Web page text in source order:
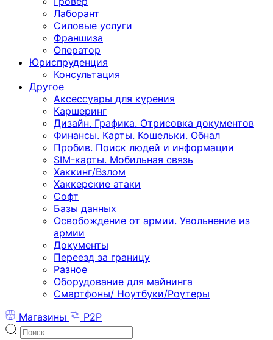
Лаборант
Силовые услуги
Франшиза
Оператор
Юриспруденция
Консультация
Другoе
Аксессуары для курения
Каршеринг
Дизайн. Графика. Отрисовка документов
Финансы. Карты. Кошельки. Обнал
Пробив. Поиск людей и информации
SIM-карты. Мобильная связь
Хаккинг/Взлом
Хаккерские атаки
Софт
Базы данных
Освобождение от армии. Увольнение из
армии
Документы
Переезд за границу
Разное
Оборудование для майнинга
Смартфоны/ Ноутбуки/Роутеры
Магазины
P2P